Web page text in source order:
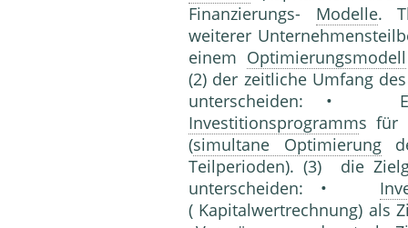
Finanzierungs- Modelle.
weiterer
einem Optimierungsmodell
(2) der zeitliche Umfang
unterscheiden: •
Investitionsprogramms für
(simultane Optimierung
Teilperioden). (3) die
unterscheiden: •
( Kapitalwertrechnung) als